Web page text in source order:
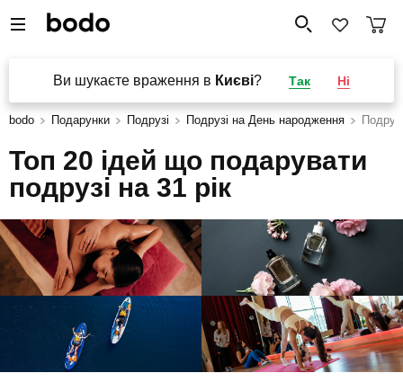
Ви шукаєте враження в Києві? Так Ні
bodo Подарунки Подрузі Подрузі на День народження
Топ 20 ідей що подарувати
подрузі на 31 рік